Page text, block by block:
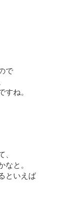
で
すね。
、
なと。
といえば